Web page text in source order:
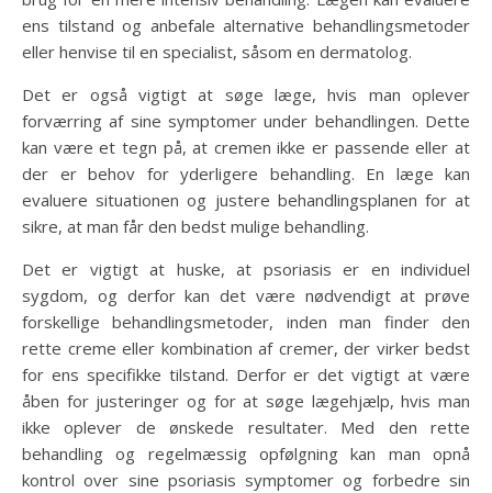
ens tilstand og anbefale alternative behandlingsmetoder
eller henvise til en specialist, såsom en dermatolog.
Det er også vigtigt at søge læge, hvis man oplever
forværring af sine symptomer under behandlingen. Dette
kan være et tegn på, at cremen ikke er passende eller at
der er behov for yderligere behandling. En læge kan
evaluere situationen og justere behandlingsplanen for at
sikre, at man får den bedst mulige behandling.
Det er vigtigt at huske, at psoriasis er en individuel
sygdom, og derfor kan det være nødvendigt at prøve
forskellige behandlingsmetoder, inden man finder den
rette creme eller kombination af cremer, der virker bedst
for ens specifikke tilstand. Derfor er det vigtigt at være
åben for justeringer og for at søge lægehjælp, hvis man
ikke oplever de ønskede resultater. Med den rette
behandling og regelmæssig opfølgning kan man opnå
kontrol over sine psoriasis symptomer og forbedre sin